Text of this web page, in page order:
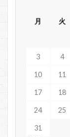
月
火
3 4
10 11
17 18
24 25
31